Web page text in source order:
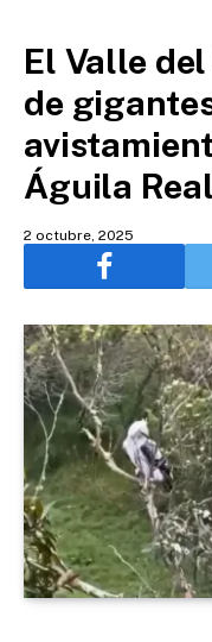
El Valle
de
Águila
2 octubre, 2025